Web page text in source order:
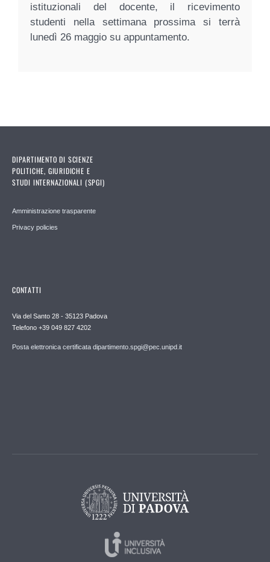
istituzionali del docente, il ricevimento
studenti nella settimana prossima si terrà
lunedì 26 maggio su appuntamento.
DIPARTIMENTO DI SCIENZE
POLITICHE, GIURIDICHE E
STUDI INTERNAZIONALI (SPGI)
Amministrazione trasparente
Privacy policies
CONTATTI
Via del Santo 28 - 35123 Padova
Telefono +39 049 827 4202
Posta elettronica certificata dipartimento.spgi@pec.unipd.it